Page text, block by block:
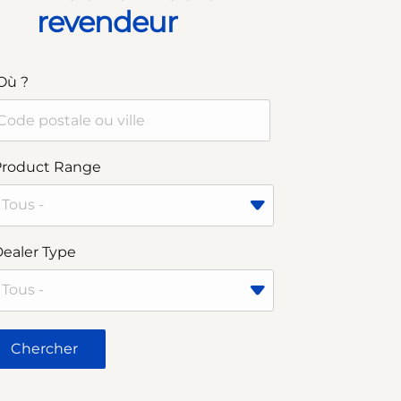
revendeur
?
Range
Type